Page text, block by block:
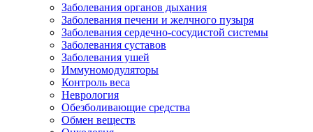
Заболевания органов дыхания
Заболевания печени и желчного пузыря
Заболевания сердечно-сосудистой системы
Заболевания суставов
Заболевания ушей
Иммуномодуляторы
Контроль веса
Неврология
Обезболивающие средства
Обмен веществ